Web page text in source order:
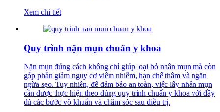
Xem chi tiết
Quy trình nặn mụn chuẩn y khoa
Nặn mụn đúng cách không chỉ giúp loại bỏ nhân mụn mà còn
góp phần giảm nguy cơ viêm nhiễm, hạn chế thâm và ngăn
ngừa sẹo. Tuy nhiên, để đảm bảo an toàn, việc lấy nhân mụn
cần được thực hiện theo đúng quy trình chuẩn y khoa với đầy
đủ các bước vô khuẩn và chăm sóc sau điều trị.